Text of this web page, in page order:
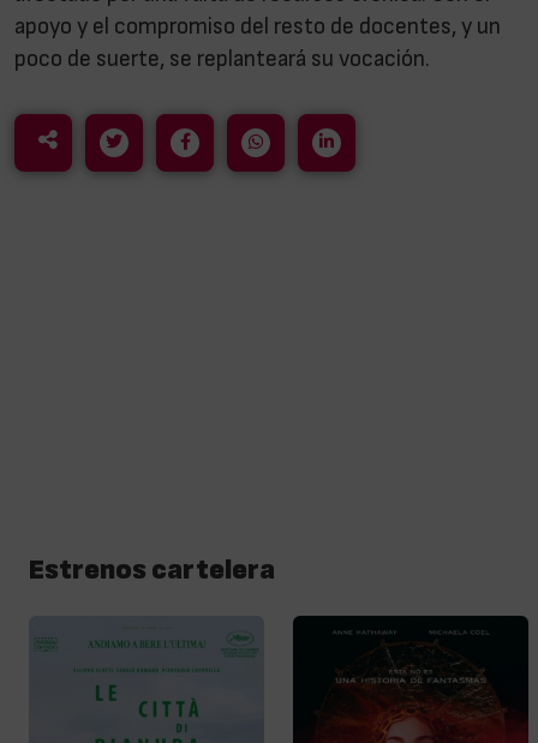
apoyo y el compromiso del resto de docentes, y un
poco de suerte, se replanteará su vocación.
Estrenos cartelera